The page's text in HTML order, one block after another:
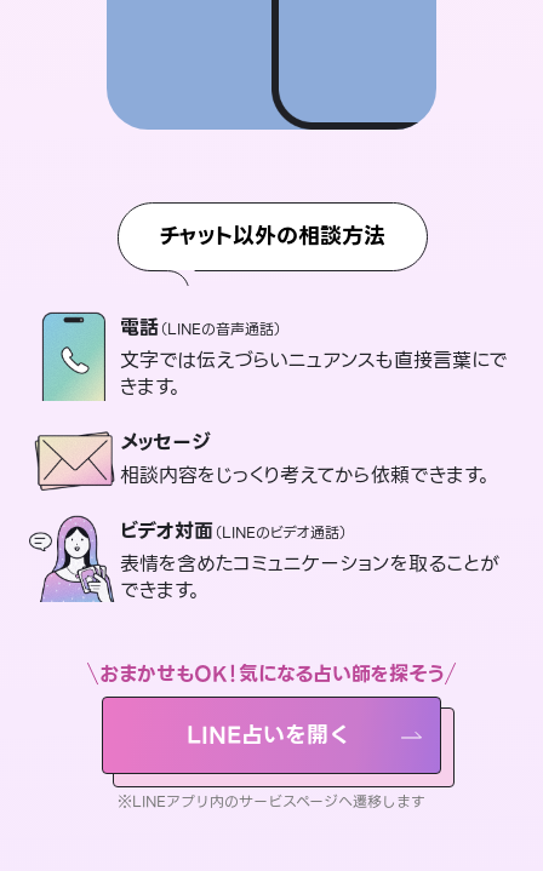
チャット以外の相談方法
電話（LINEの音声通話）
文字では伝えづらいニュアンスも直接言葉にで
きます。
メッセージ
相談内容をじっくり考えてから依頼できます。
ビデオ対面（LINEのビデオ通話）
表情を含めたコミュニケーションを取ることが
できます。
おまかせもOK！気になる占い師を探そう
LINE占いを開く
※LINEアプリ内のサービスページへ遷移します